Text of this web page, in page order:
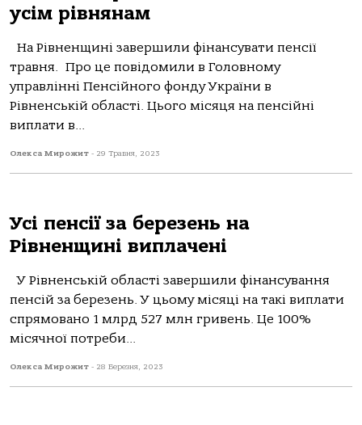
усім рівнянам
На Рівненщині завершили фінансувати пенсії
травня. Про це повідомили в Головному
управлінні Пенсійного фонду України в
Рівненській області. Цього місяця на пенсійні
виплати в...
Олекса Мирожит - 29 Травня, 2023
Усі пенсії за березень на
Рівненщині виплачені
У Рівненській області завершили фінансування
пенсій за березень. У цьому місяці на такі виплати
спрямовано 1 млрд 527 млн гривень. Це 100%
місячної потреби...
Олекса Мирожит - 28 Березня, 2023